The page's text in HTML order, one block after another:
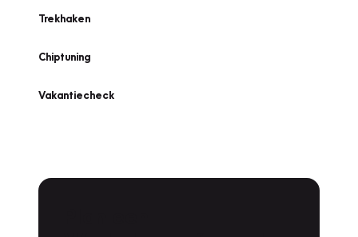
Trekhaken
Chiptuning
Vakantiecheck